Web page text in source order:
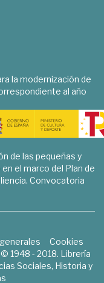
la modernización de
al año
de las pequeñas y
el marco del Plan de
Convocatoria
Cookies
1948 - 2018. Librería
Sociales, Historia y